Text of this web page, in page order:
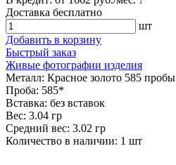
Доставка бесплатно
шт
Добавить в корзину
Быстрый заказ
Живые фотографии изделия
Металл: Красное золото 585 пробы
Проба: 585*
Вставка: без вставок
Вес: 3.04 гр
Средний вес: 3.02 гр
Количество в наличии: 1 шт